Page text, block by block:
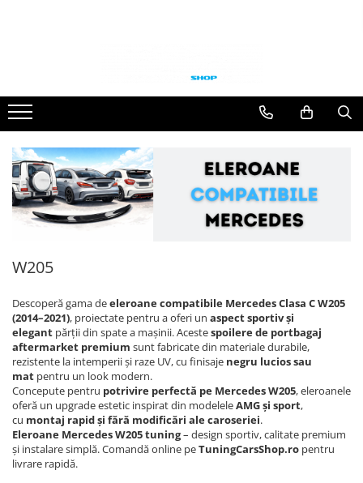
GRILE COMPATIBILE BMW
Seria 1 F20
Seria 2 F22
Seria 3 E46
Seria 3 E90
Seria 3 E92
Seria 3 G20
Seria 5 E39
Seria 5 E60
Seria 5 F10
Seria 5 G30
Seria 6 E63
Seria 6 F06 F12 F13
Seria 7 F01
Seria 7 G12
Seria X1 F48
W205
Descoperă gama deeleroane compatibile Mercedes Clasa C W205
(2014–2021), proiectate pentru a oferi un aspect sportiv și
elegant părții din spate a mașinii. Acestespoilere de portbagaj
aftermarket premium sunt fabricate din materiale durabile,
rezistente la intemperii și raze UV, cu finisaje negru lucios sau
mat pentru un look modern.
Concepute pentru potrivire perfectă pe Mercedes W205, eleroanele
oferă un upgrade estetic inspirat din modeleleAMG și sport,
cu montaj rapid și fără modificări ale caroseriei.
Eleroane Mercedes W205 tuning– design sportiv, calitate premium
și instalare simplă. Comandă online peTuningCarsShop.ro pentru
livrare rapidă.